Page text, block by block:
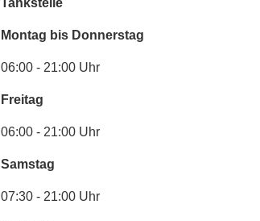
Tankstelle
Montag bis Donnerstag
06:00 - 21:00 Uhr
Freitag
06:00 - 21:00 Uhr
Samstag
07:30 - 21:00 Uhr